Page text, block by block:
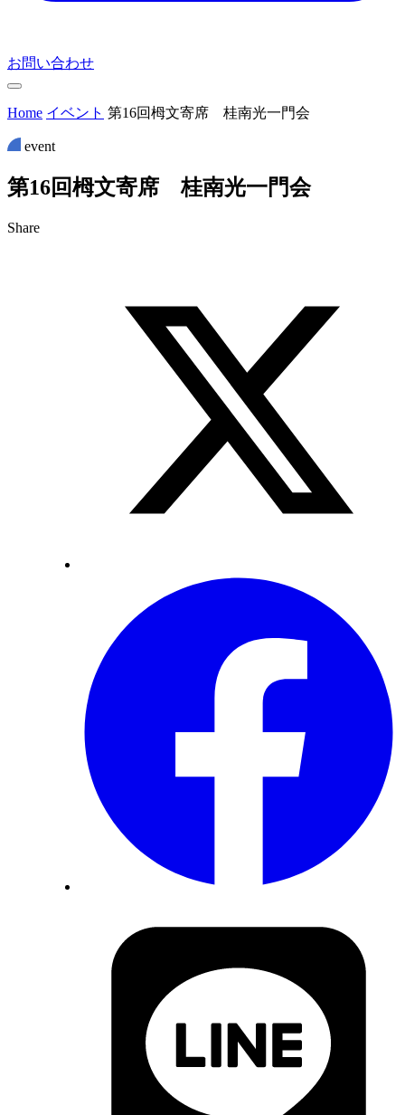
お問い合わせ
Home イベント 第16回栂文寄席 桂南光一門会
event
第16回栂文寄席 桂南光一門会
Share